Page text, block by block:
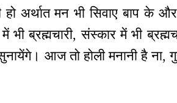
हो अर्थात मन भी सिवाए बाप के
ब्रह्मचारी, संस्कार में भी
आज तो होली मनानी है ना,